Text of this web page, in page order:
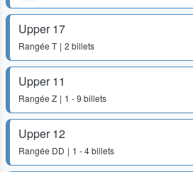
Upper 17
Rangée T 2 billets
Upper 11
Rangée Z 1 - 9 billets
Upper 12
Rangée DD 1 - 4 billets